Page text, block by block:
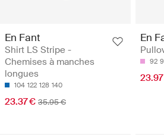
En Fant
Shirt LS Stripe -
Chemises à manches
longues
104 122 128 140
23.37 € 35.95 €
En
92